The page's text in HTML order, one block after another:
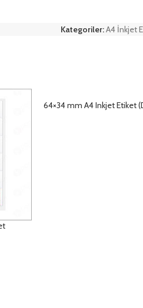
Kategoriler:A4 İnkjet
64×34 mm A4 Inkjet Etiket